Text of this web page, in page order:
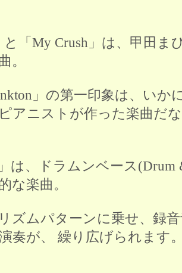
と「My Crush」は、甲田ま
。
」の第一印象は、いか
アニストが作った楽曲だ
」は、ドラムンベース(Drum
な楽曲。
ズムパターンに乗せ、録
奏が、 繰り広げられます